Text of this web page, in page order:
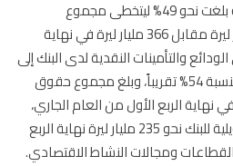
كما ارتفعت الموجودات بنسبة بلغت نحو 49% ليتخطى مجموع
موجودات البنك حاجز 547 مليار ليرة مقابل 366 مليار ليرة في نهاية
والتأمينات النقدية لدى البنك إلى
نحو 507 مليارات ليرة مرتفعة بنسبة 54% تقريباً، وبلغ مجموع حقوق
ليرة في نهاية الربع الأول من العام الجاري،
كما بلغ صافي المحفظة التمويلية للبنك نحو 235 مليار ليرة نهاية الربع